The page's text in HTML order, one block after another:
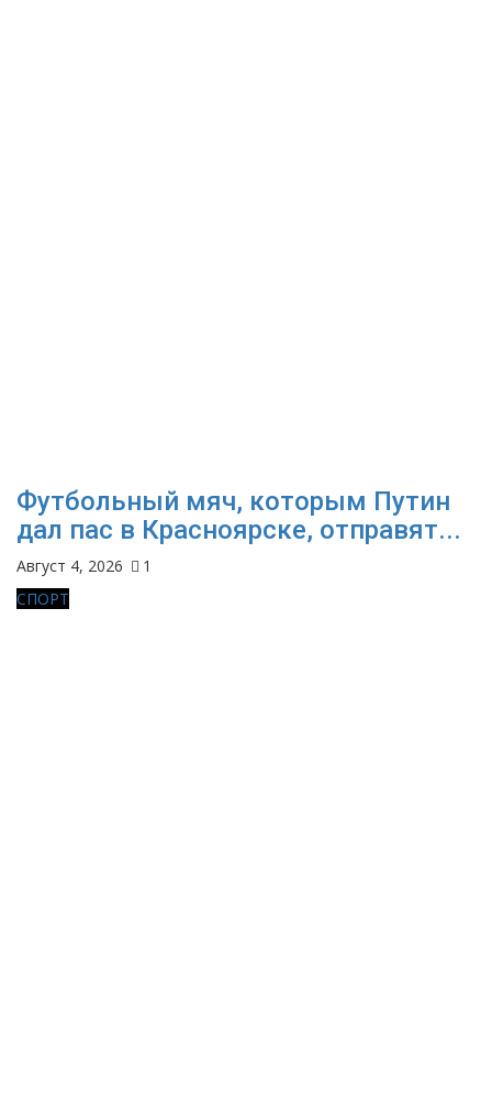
Футбольный мяч, которым Путин
дал пас в Красноярске, отправят...
Август 4, 2026
1
СПОРТ